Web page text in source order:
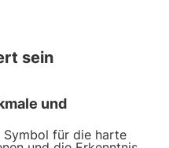
sein
und
Symbol für die harte